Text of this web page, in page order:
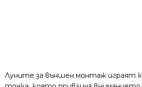
Луните за външен монтаж играят